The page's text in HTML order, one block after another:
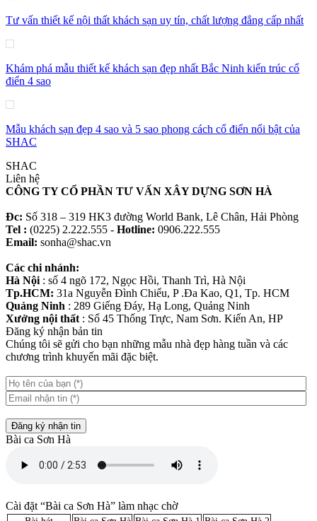
Tư vấn thiết kế nội thất khách sạn uy tín, chất lượng đẳng cấp nhất
Khám phá mẫu thiết kế khách sạn đẹp nhất Bắc Ninh kiến trúc cổ
điển 4 sao
Mẫu khách sạn đẹp 4 sao và 5 sao phong cách cổ điển nổi bật của
SHAC
SHAC
Liên hệ
CÔNG TY CỔ PHẦN TƯ VẤN XÂY DỰNG SƠN HÀ
Đc: Số 318 – 319 HK3 đường World Bank, Lê Chân, Hải Phòng
Tel : (0225) 2.222.555 - Hotline: 0906.222.555
Email: sonha@shac.vn
Các chi nhánh:
Hà Nội : số 4 ngõ 172, Ngọc Hồi, Thanh Trì, Hà Nội
Tp.HCM: 31a Nguyễn Đình Chiểu, P .Đa Kao, Q1, Tp. HCM
Quảng Ninh : 289 Giếng Đáy, Hạ Long, Quảng Ninh
Xưởng nội thất : Số 45 Thống Trực, Nam Sơn. Kiến An, HP
Đăng ký nhận bản tin
Chúng tôi sẽ gửi cho bạn những mẫu nhà đẹp hàng tuần và các
chương trình khuyến mãi đặc biệt.
Đăng ký nhận tin
Bài ca Sơn Hà
Cài đặt “Bài ca Sơn Hà” làm nhạc chờ